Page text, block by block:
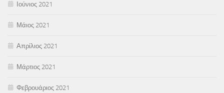
Ιούνιος 2021
Μάιος 2021
Απρίλιος 2021
Μάρτιος 2021
Φεβρουάριος 2021